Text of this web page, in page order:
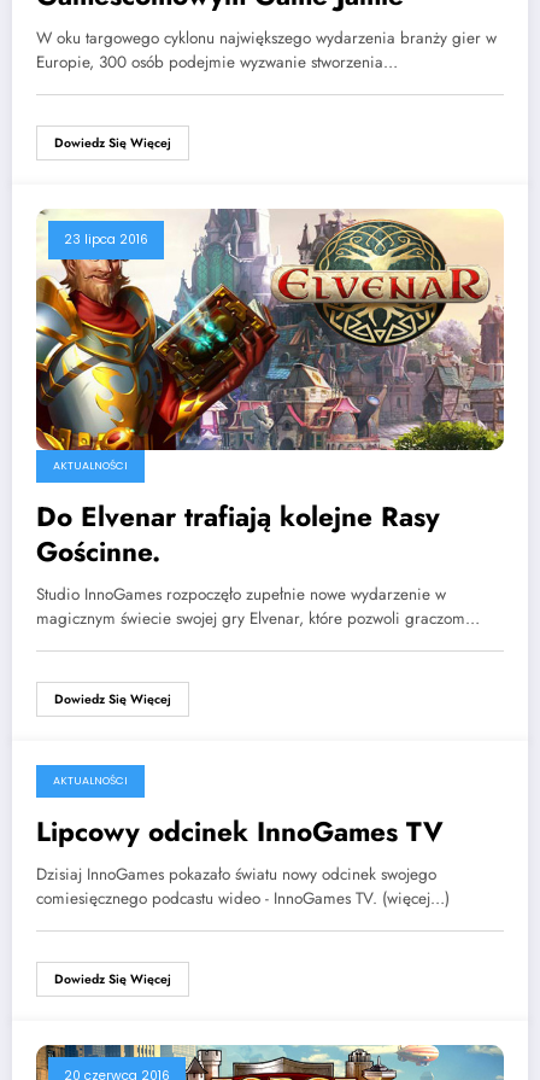
W oku targowego cyklonu największego wydarzenia branży gier w
Europie, 300 osób podejmie wyzwanie stworzenia…
Dowiedz Się Więcej
23 lipca 2016
AKTUALNOŚCI
Do Elvenar trafiają kolejne Rasy
Gościnne.
Studio InnoGames rozpoczęło zupełnie nowe wydarzenie w
magicznym świecie swojej gry Elvenar, które pozwoli graczom…
Dowiedz Się Więcej
5 lipca 2016
AKTUALNOŚCI
Lipcowy odcinek InnoGames TV
Dzisiaj InnoGames pokazało światu nowy odcinek swojego
comiesięcznego podcastu wideo - InnoGames TV. (więcej…)
Dowiedz Się Więcej
20 czerwca 2016